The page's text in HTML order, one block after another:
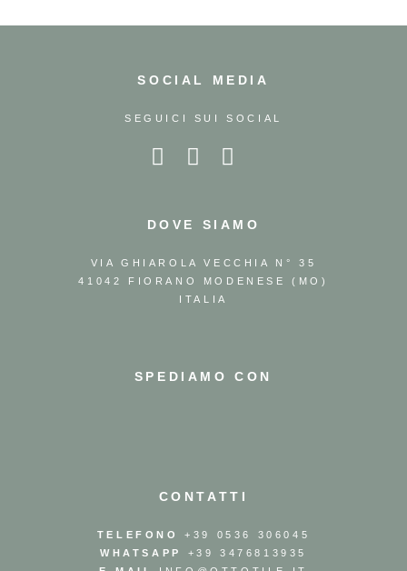
SOCIAL MEDIA
SEGUICI SUI SOCIAL
DOVE SIAMO
VIA GHIAROLA VECCHIA N° 35
41042 FIORANO MODENESE (MO)
ITALIA
SPEDIAMO CON
CONTATTI
TELEFONO
+39 0536 306045
WHATSAPP
+39 3476813935